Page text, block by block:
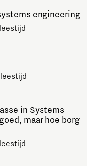
engineering
in Systems
maar hoe borg